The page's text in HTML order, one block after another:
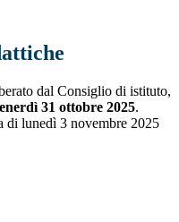
dal Consiglio di istituto,
31 ottobre 2025.
di lunedì 3 novembre 2025